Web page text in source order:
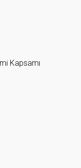
Kapsamı